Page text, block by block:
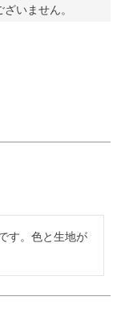
いません。
す。色と生地が